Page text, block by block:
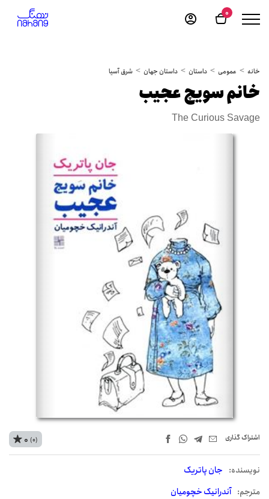
0
خانه عمومی داستان داستان جهان شرق آسیا
خانم سویچ عجیب
The Curious Savage
اشتراک‌ گذاری
نويسنده: جان پاتریک
مترجم: آندرانیک خچومیان
0 (0)